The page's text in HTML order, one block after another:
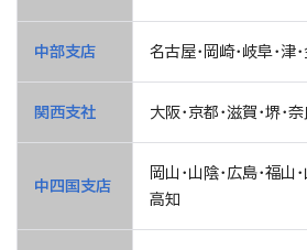
中部支店 名古屋・岡崎・岐阜・津
関西支社 大阪･京都・滋賀・堺・
中四国支店
岡山・山陰・広島・福山
高知